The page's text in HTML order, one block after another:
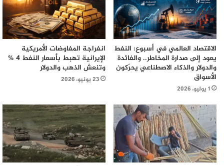
الاقتصاد العالمي في أسبوع: النفط
يعود إلى صدارة المخاطر.. والفائدة
والدولار والذكاء الاصطناعي يحرّكون
الأسواق
1 يوليو، 2026
انفراجة المفاوضات الأمريكية
الإيرانية تهبط بأسعار النفط 4 %
وتنعش الذهب والدولار
23 يونيو، 2026